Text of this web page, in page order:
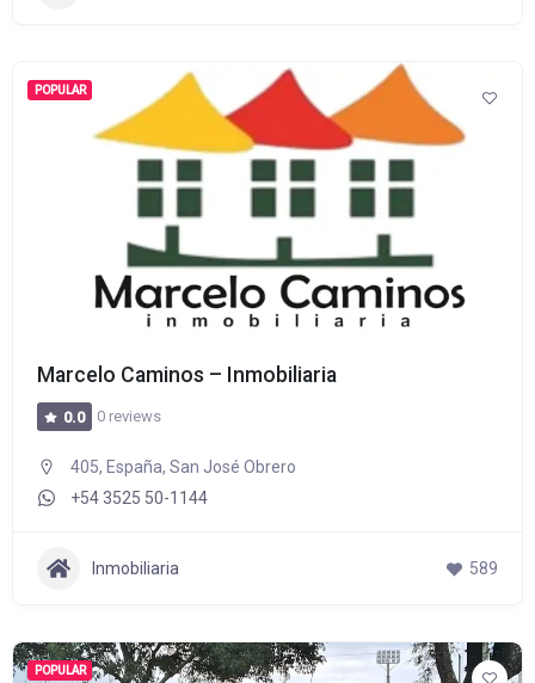
POPULAR
Marcelo Caminos – Inmobiliaria
0.0 0 reviews
405, España, San José Obrero
+54 3525 50-1144
Inmobiliaria 589
POPULAR